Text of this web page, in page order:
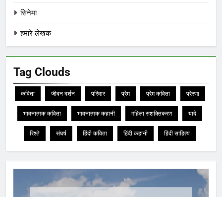
सिनेमा
हमारे लेखक
Tag Clouds
कविता जीवन दर्शन परिवार प्रेम प्रेम कविता प्रेरणा
भावनात्मक कविता भावनात्मक कहानी महिला सशक्तिकरण यादें
रिश्ते संघर्ष हिंदी कविता हिंदी कहानी हिंदी साहित्य